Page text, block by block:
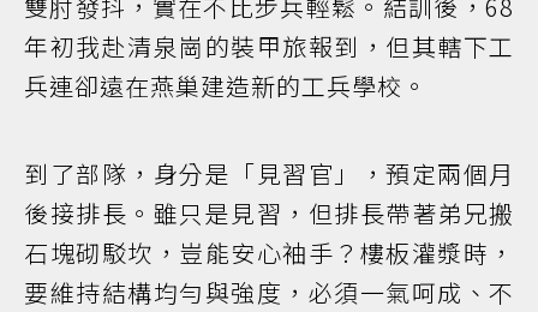
雙肘發抖，實在不比步兵輕鬆。結訓後，68
年初我赴清泉崗的裝甲旅報到，但其轄下工
兵連卻遠在燕巢建造新的工兵學校。
到了部隊，身分是「見習官」，預定兩個月
後接排長。雖只是見習，但排長帶著弟兄搬
石塊砌駁坎，豈能安心袖手？樓板灌漿時，
要維持結構均勻與強度，必須一氣呵成、不